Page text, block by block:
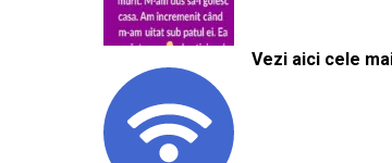
Vezi aici cele